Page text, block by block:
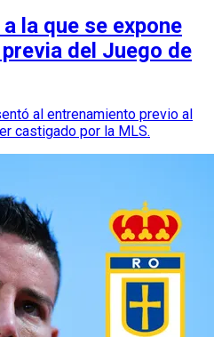
la que se expone
del Juego de
al entrenamiento previo al
castigado por la MLS.